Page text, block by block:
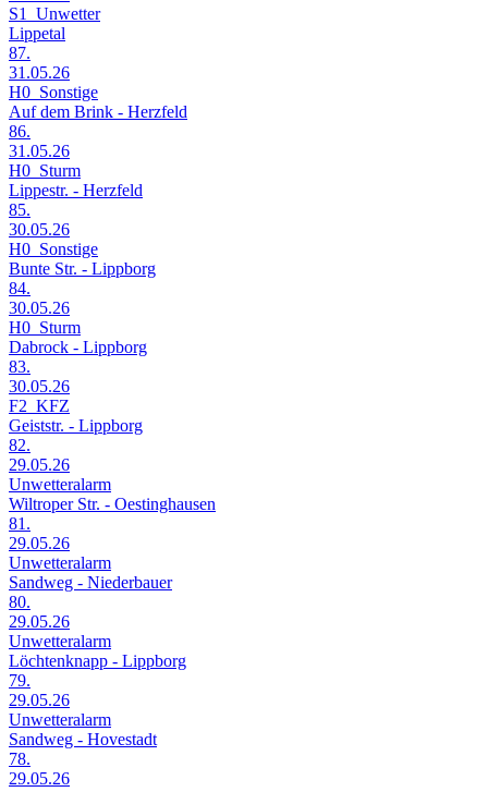
S1_Unwetter
Lippetal
87.
31.05.26
H0_Sonstige
Auf dem Brink - Herzfeld
86.
31.05.26
H0_Sturm
Lippestr. - Herzfeld
85.
30.05.26
H0_Sonstige
Bunte Str. - Lippborg
84.
30.05.26
H0_Sturm
Dabrock - Lippborg
83.
30.05.26
F2_KFZ
Geiststr. - Lippborg
82.
29.05.26
Unwetteralarm
Wiltroper Str. - Oestinghausen
81.
29.05.26
Unwetteralarm
Sandweg - Niederbauer
80.
29.05.26
Unwetteralarm
Löchtenknapp - Lippborg
79.
29.05.26
Unwetteralarm
Sandweg - Hovestadt
78.
29.05.26